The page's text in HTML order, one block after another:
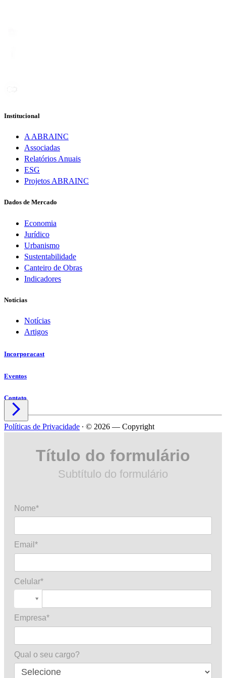
Institucional
A ABRAINC
Associadas
Relatórios Anuais
ESG
Projetos ABRAINC
Dados de Mercado
Economia
Jurídico
Urbanismo
Sustentabilidade
Canteiro de Obras
Indicadores
Notícias
Notícias
Artigos
Incorporacast
Eventos
Contato

Políticas de Privacidade ∙ © 2026 — Copyright
Título do formulário
Subtítulo do formulário
Nome*
Email*
Celular*
Empresa*
Qual o seu cargo?